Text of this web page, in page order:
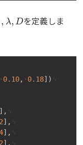
, λ, Dを定義しま
0.10, 0.18] )
] ,
] ,
] ,
] ,